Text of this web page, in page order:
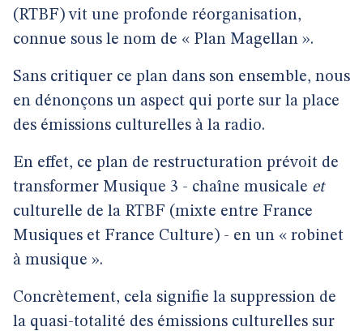
(RTBF) vit une profonde réorganisation,
connue sous le nom de « Plan Magellan ».
Sans critiquer ce plan dans son ensemble, nous
en dénonçons un aspect qui porte sur la place
des émissions culturelles à la radio.
En effet, ce plan de restructuration prévoit de
transformer Musique 3 - chaîne musicale et
culturelle de la RTBF (mixte entre France
Musiques et France Culture) - en un « robinet
à musique ».
Concrètement, cela signifie la suppression de
la quasi-totalité des émissions culturelles sur